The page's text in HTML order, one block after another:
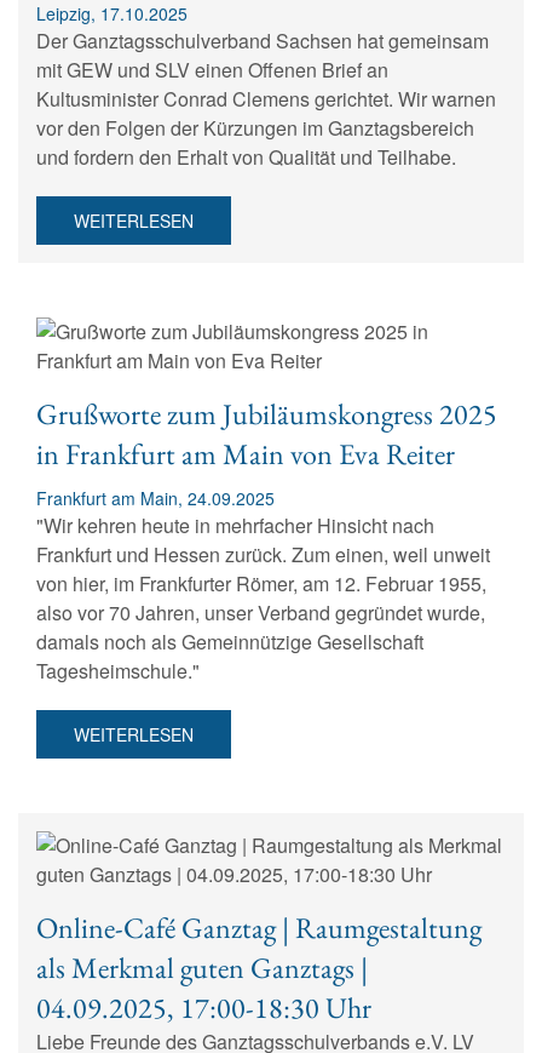
Leipzig, 17.10.2025
Der Ganztagsschulverband Sachsen hat gemeinsam
mit GEW und SLV einen Offenen Brief an
Kultusminister Conrad Clemens gerichtet. Wir warnen
vor den Folgen der Kürzungen im Ganztagsbereich
und fordern den Erhalt von Qualität und Teilhabe.
WEITERLESEN
Grußworte zum Jubiläumskongress 2025
in Frankfurt am Main von Eva Reiter
Frankfurt am Main, 24.09.2025
"Wir kehren heute in mehrfacher Hinsicht nach
Frankfurt und Hessen zurück. Zum einen, weil unweit
von hier, im Frankfurter Römer, am 12. Februar 1955,
also vor 70 Jahren, unser Verband gegründet wurde,
damals noch als Gemeinnützige Gesellschaft
Tagesheimschule."
WEITERLESEN
Online-Café Ganztag | Raumgestaltung
als Merkmal guten Ganztags |
04.09.2025, 17:00-18:30 Uhr
Liebe Freunde des Ganztagsschulverbands e.V. LV